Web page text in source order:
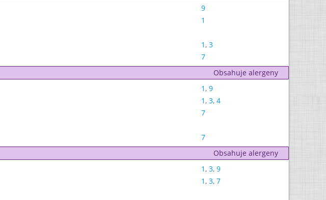
9
1
1, 3
7
Obsahuje alergeny
1, 9
1, 3, 4
7
7
Obsahuje alergeny
1, 3, 9
1, 3, 7